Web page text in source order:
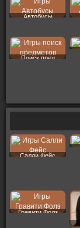
Автобусы
Поиск пред
Салли Фейс
Гравити Фолз